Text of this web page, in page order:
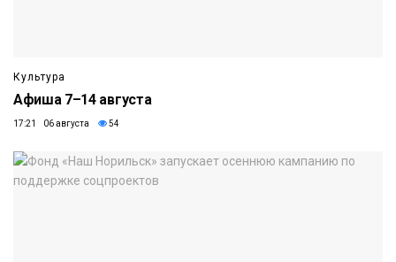
Культура
Афиша 7–14 августа
17:21 06 августа 54